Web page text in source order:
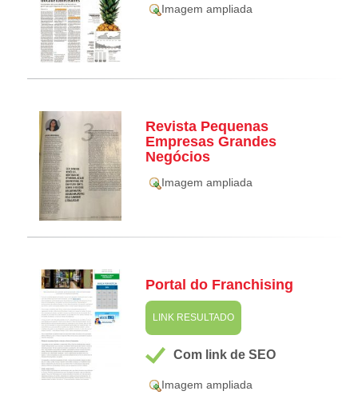
Imagem ampliada
Revista Pequenas
Empresas Grandes
Negócios
Imagem ampliada
Portal do Franchising
LINK RESULTADO
Com link de SEO
Imagem ampliada